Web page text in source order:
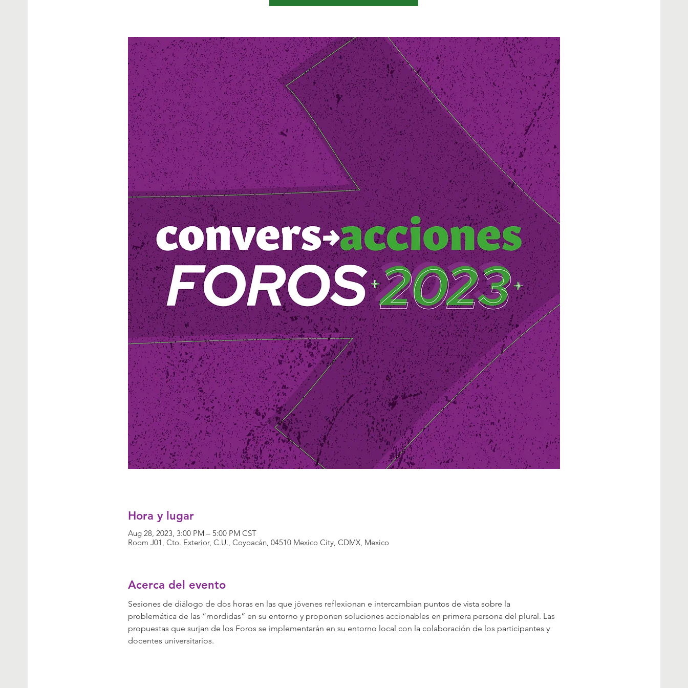
Hora y lugar
Aug 28, 2023, 3:00 PM – 5:00 PM CST
Room J01, Cto. Exterior, C.U., Coyoacán, 04510 Mexico City, CDMX, Mexico
Acerca del evento
Sesiones de diálogo de dos horas en las que jóvenes reflexionan e intercambian puntos de vista sobre la
problemática de las “mordidas” en su entorno y proponen soluciones accionables en primera persona del plural. Las
propuestas que surjan de los Foros se implementarán en su entorno local con la colaboración de los participantes y
docentes universitarios.